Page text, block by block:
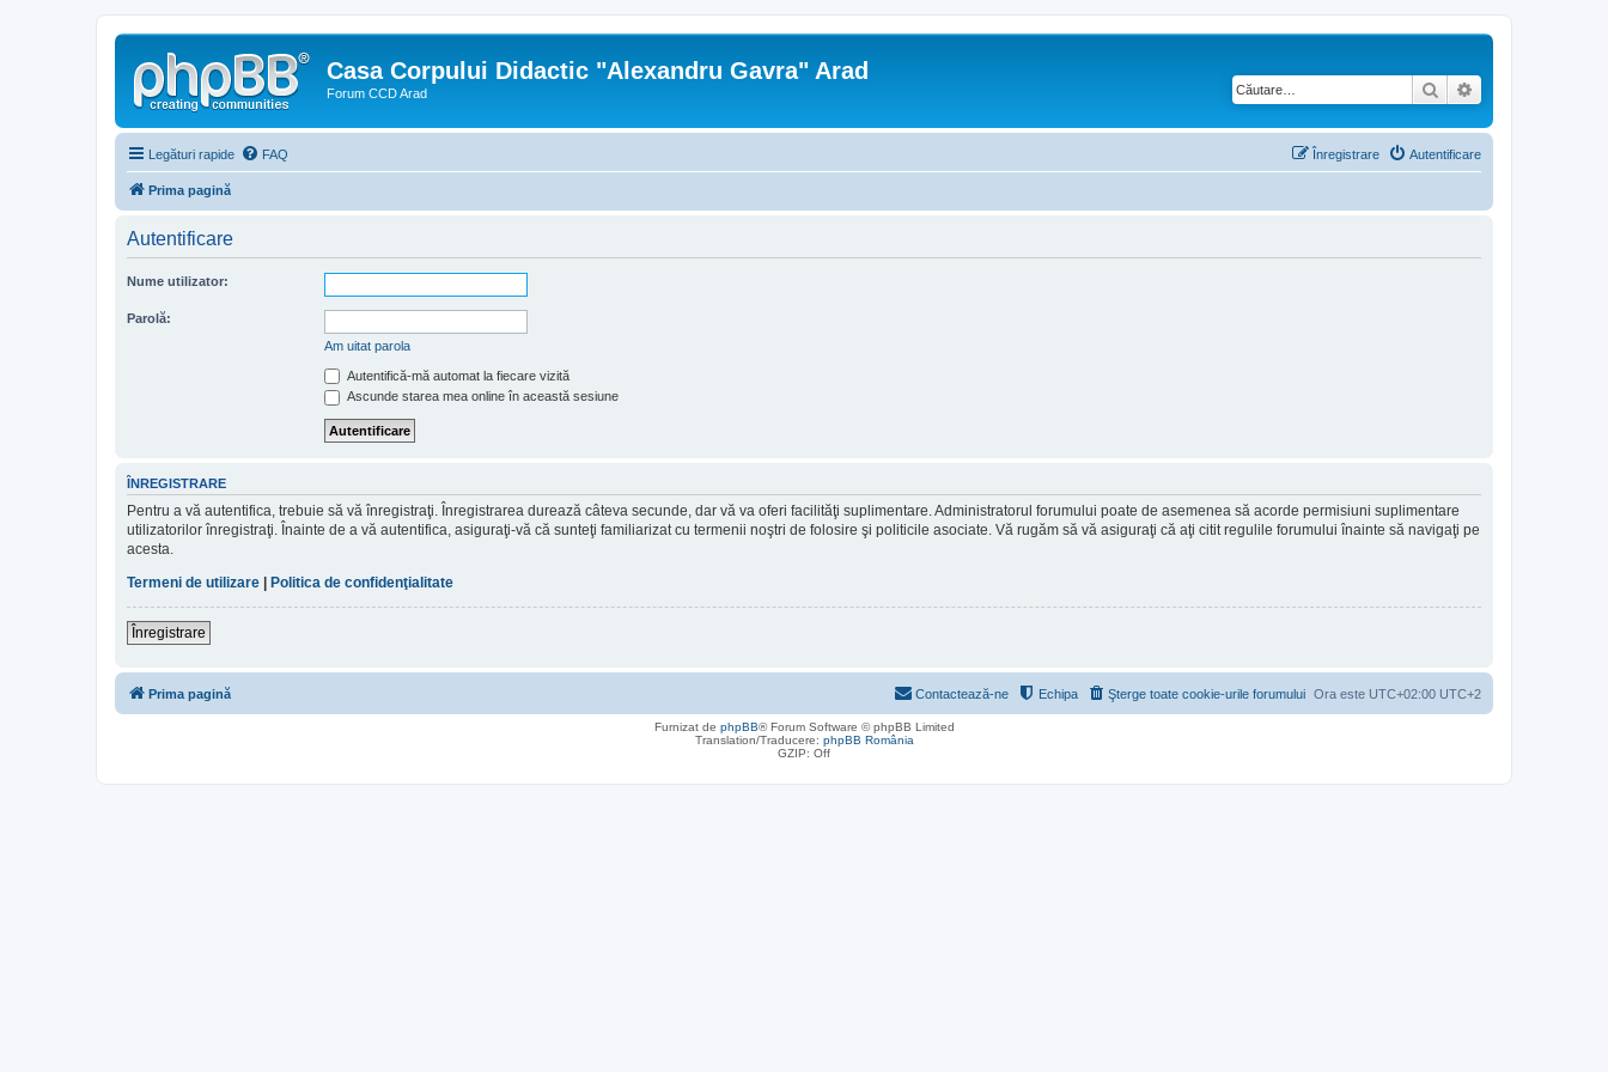
Casa Corpului Didactic "Alexandru Gavra" Arad
Forum CCD Arad Căutare
Legături rapide FAQ Autentificare
Înregistrare
Prima pagină
Autentificare
Nume utilizator:
Parolă:
Am uitat parola
Autentifică-mă automat la fiecare vizită
Ascunde starea mea online în această sesiune
ÎNREGISTRARE
Pentru a vă autentifica, trebuie să vă înregistraţi. Înregistrarea durează câteva secunde, dar vă va oferi facilităţi suplimentare. Administratorul forumului poate de asemenea să acorde permisiuni suplimentare
utilizatorilor înregistraţi. Înainte de a vă autentifica, asiguraţi-vă că sunteţi familiarizat cu termenii noştri de folosire şi politicile asociate. Vă rugăm să vă asiguraţi că aţi citit regulile forumului înainte să navigaţi pe
acesta.
Termeni de utilizare
Politica de confidenţialitate
Înregistrare
Prima pagină Ora este UTC+02:00 UTC+2
Şterge toate cookie-urile forumului
Echipa
Contactează-ne
Furnizat de phpBB® Forum Software © phpBB Limited
Translation/Traducere: phpBB România
GZIP: Off